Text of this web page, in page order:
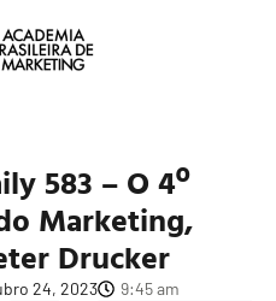
583 – O 4º
Marketing,
Drucker
24, 2023 9:45 am